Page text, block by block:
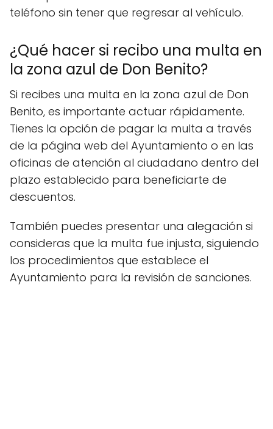
teléfono sin tener que regresar al vehículo.
¿Qué hacer si recibo una multa en
la zona azul de Don Benito?
Si recibes una multa en la zona azul de Don
Benito, es importante actuar rápidamente.
Tienes la opción de pagar la multa a través
de la página web del Ayuntamiento o en las
oficinas de atención al ciudadano dentro del
plazo establecido para beneficiarte de
descuentos.
También puedes presentar una alegación si
consideras que la multa fue injusta, siguiendo
los procedimientos que establece el
Ayuntamiento para la revisión de sanciones.